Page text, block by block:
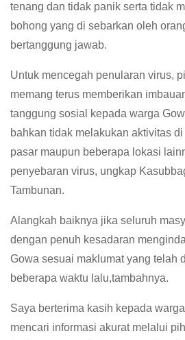
tenang dan tidak panik serta tidak
bohong yang di sebarkan oleh
bertanggung jawab.
Untuk mencegah penularan virus,
memang terus memberikan
tanggung sosial kepada warga
bahkan tidak melakukan aktivitas
pasar maupun beberapa lokasi
penyebaran virus, ungkap
Tambunan.
Alangkah baiknya jika seluruh
dengan penuh kesadaran
Gowa sesuai maklumat yang telah
beberapa waktu lalu,tambahnya.
Saya berterima kasih kepada
mencari informasi akurat melalui